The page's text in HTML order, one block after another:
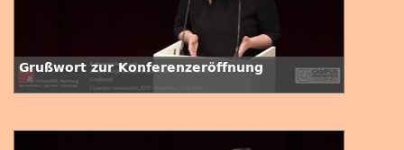
Grußwort zur Konferenzeröffnung